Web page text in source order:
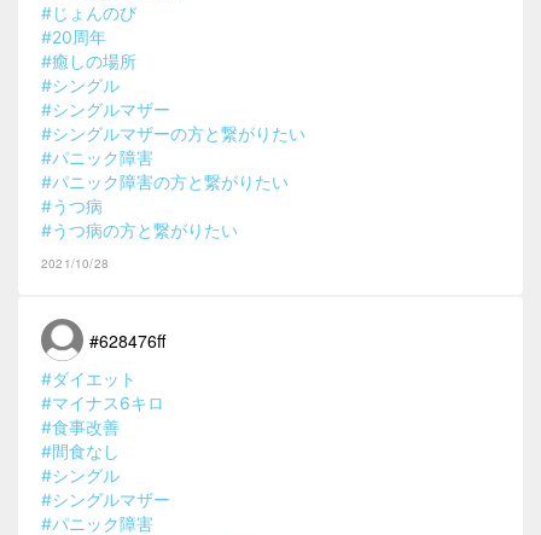
#じょんのび
#20周年
#癒しの場所
#シングル
#シングルマザー
#シングルマザーの方と繋がりたい
#パニック障害
#パニック障害の方と繋がりたい
#うつ病
#うつ病の方と繋がりたい
2021/10/28
#628476ff
#ダイエット
#マイナス6キロ
#食事改善
#間食なし
#シングル
#シングルマザー
#パニック障害